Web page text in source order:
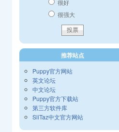
很好
很强大
推荐站点
Puppy官方网站
英文论坛
中文论坛
Puppy官方下载站
第三方软件库
SliTaz中文官方网站